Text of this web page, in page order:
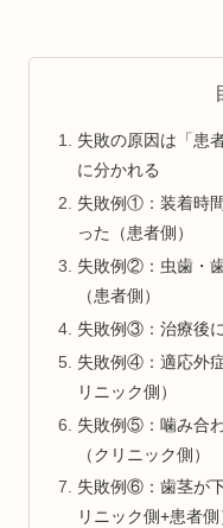
失敗の原因は「患
に分かれる
失敗例①：装着時
った（患者側）
失敗例②：虫歯・
（患者側）
失敗例③：治療後
失敗例④：適応外
リニック側）
失敗例⑤：噛み合
（クリニック側）
失敗例⑥：歯茎が
リニック側+患者側